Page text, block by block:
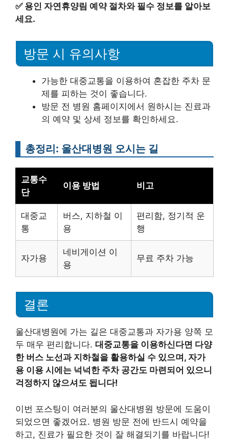
✅ 용인 자연휴양림 예약 절차와 필수 정보를 알아보
세요.
방문 시 유의사항
가능한 대중교통을 이용하여 혼잡한 주차 문
제를 피하는 것이 좋습니다.
방문 전 병원 홈페이지에서 원하시는 진료과
의 예약 및 상세 정보를 확인하세요.
총정리: 울산대병원 오시는 길
교통수
단
이용 방법 비고
대중교
통
버스, 지하철 이
용
편리함, 정기적 운
행
자가용
네비게이션 이
용
무료 주차 가능
결론
울산대병원에 가는 길은 대중교통과 자가용 양쪽 모
두 매우 편리합니다. 대중교통을 이용하신다면 다양
한 버스 노선과 지하철을 활용하실 수 있으며, 자가
용 이용 시에는 넉넉한 주차 공간도 마련되어 있으니
걱정하지 않으셔도 됩니다!
이번 포스팅이 여러분의 울산대병원 방문에 도움이
되었으면 좋겠어요. 병원 방문 전에 반드시 예약을
하고, 진료가 필요한 것이 잘 해결되기를 바랍니다!